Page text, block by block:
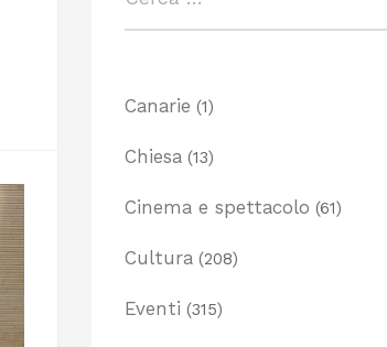
Canarie (1)
Chiesa (13)
Cinema e spettacolo (61)
Cultura (208)
Eventi (315)